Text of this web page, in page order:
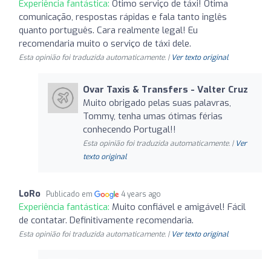
Experiência fantástica: Ótimo serviço de táxi! Ótima
comunicação, respostas rápidas e fala tanto inglês
quanto português. Cara realmente legal! Eu
recomendaria muito o serviço de táxi dele.
Esta opinião foi traduzida automaticamente. | Ver texto original
Ovar Taxis & Transfers - Valter Cruz
Muito obrigado pelas suas palavras,
Tommy, tenha umas ótimas férias
conhecendo Portugal!!
Esta opinião foi traduzida automaticamente. | Ver
texto original
LoRo Publicado em 4 years ago
Experiência fantástica: Muito confiável e amigável! Fácil
de contatar. Definitivamente recomendaria.
Esta opinião foi traduzida automaticamente. | Ver texto original